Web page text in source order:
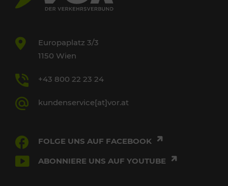
Europaplatz 3/3
1150 Wien
+43 800 22 23 24
kundenservice[at]vor.at
FOLGE UNS AUF FACEBOOK
ABONNIERE UNS AUF YOUTUBE